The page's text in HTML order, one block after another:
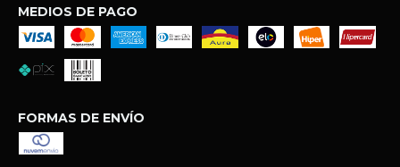
MEDIOS DE PAGO
FORMAS DE ENVÍO